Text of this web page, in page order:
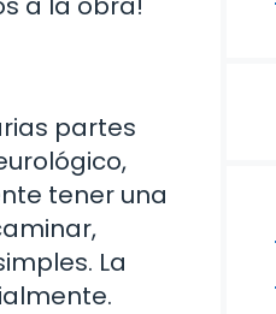
partes
tener una
La